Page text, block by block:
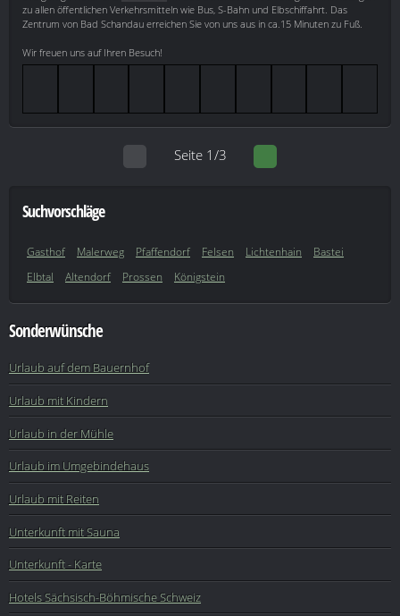
zu allen öffentlichen Verkehrsmitteln wie Bus, S-Bahn und Elbschiffahrt. Das
Zentrum von Bad Schandau erreichen Sie von uns aus in ca.15 Minuten zu Fuß.
Wir freuen uns auf Ihren Besuch!
Seite 1/3
Suchvorschläge
Gasthof Malerweg Pfaffendorf Felsen Lichtenhain
Bastei
Elbtal
Altendorf Prossen Königstein
Sonderwünsche
Urlaub auf dem Bauernhof
Urlaub mit Kindern
Urlaub in der Mühle
Urlaub im Umgebindehaus
Urlaub mit Reiten
Unterkunft mit Sauna
Unterkunft - Karte
Hotels Sächsisch-Böhmische Schweiz